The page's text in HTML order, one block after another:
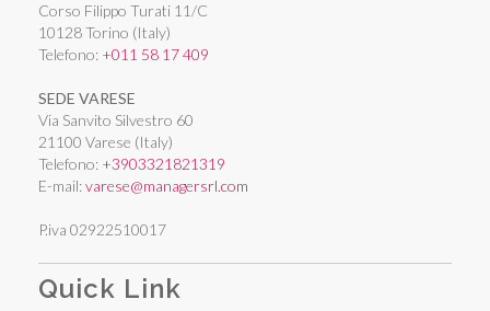
Corso Filippo Turati 11/C
10128 Torino (Italy)
Telefono: +011 58 17 409
SEDE VARESE
Via Sanvito Silvestro 60
21100 Varese (Italy)
Telefono: +3903321821319
E-mail:varese@managersrl.com
P.iva 02922510017
Quick Link